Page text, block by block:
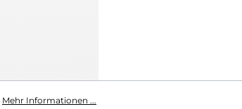
Mehr Informationen ...